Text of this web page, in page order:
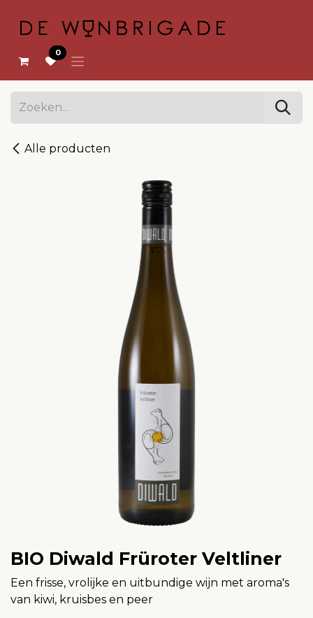
0
Alle producten
BIO Diwald Früroter Veltliner
Een frisse, vrolijke en uitbundige wijn met aroma's
van kiwi, kruisbes en peer